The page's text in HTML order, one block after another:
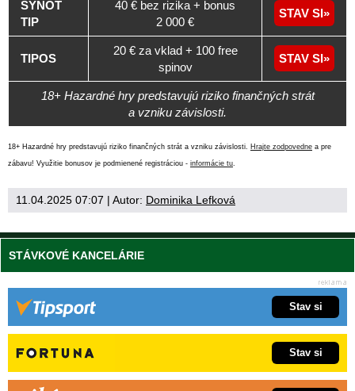
SYNOT
TIP
40 € bez rizika + bonus
2 000 €
STAV SI
TIPOS
20 € za vklad + 100 free
spinov
STAV SI
18+ Hazardné hry predstavujú riziko finančných strát
a vzniku závislosti.
18+ Hazardné hry predstavujú riziko finančných strát a vzniku závislosti. Hrajte zodpovedne a pre
zábavu! Využitie bonusov je podmienené registráciou - informácie tu
11.04.2025 07:07 | Autor: Dominika Lefková
STÁVKOVÉ KANCELÁRIE
Stav si
Stav si